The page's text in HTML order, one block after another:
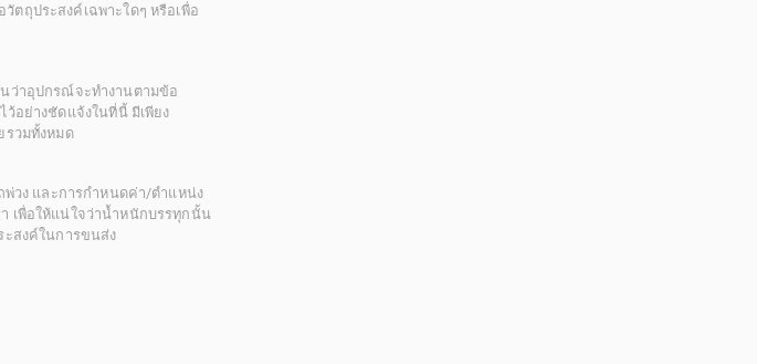
ถุประสงค์เฉพาะใดๆ หรือเพื่อ
ว่าอุปกรณ์จะทำงานตามข้อ
อย่างชัดแจ้งในที่นี้ มีเพียง
รวมทั้งหมด
พ่วง และการกำหนดค่า/ตำแหน่ง
เพื่อให้แน่ใจว่าน้ำหนักบรรทุกนั้น
ะสงค์ในการขนส่ง